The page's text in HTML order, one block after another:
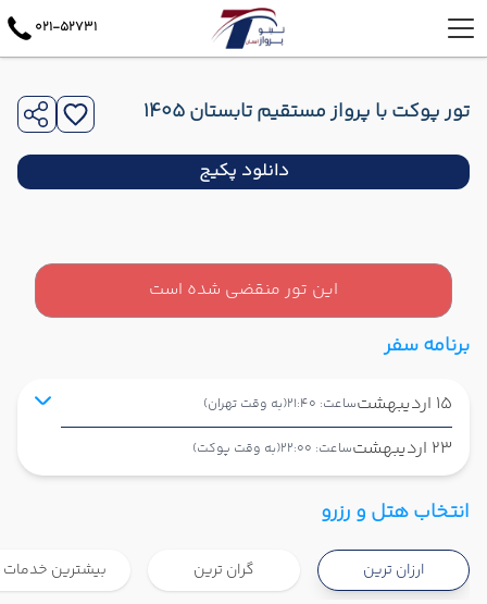
021-52731
تور پوکت با پرواز مستقیم تابستان 1405
دانلود پکیج
این تور منقضی شده است
برنامه سفر
15 اردیبهشت ساعت: 21:40 (به وقت تهران)
23 اردیبهشت ساعت: 22:00 (به وقت پوکت)
شروع سفر تهران ,
نوع سفر :هواییEconomy ماهان
انتخاب هتل و رزرو
ارزان ترین گران ترین بیشترین خدمات